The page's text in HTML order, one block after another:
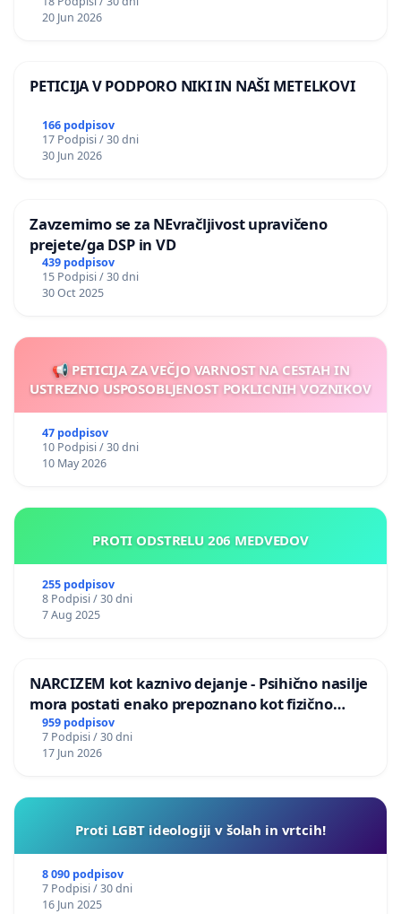
20 Jun 2026
PETICIJA V PODPORO NIKI IN NAŠI METELKOVI
166 podpisov
17 Podpisi / 30 dni
30 Jun 2026
Zavzemimo se za NEvračljivost upravičeno
prejete/ga DSP in VD
439 podpisov
15 Podpisi / 30 dni
30 Oct 2025
📢 PETICIJA ZA VEČJO VARNOST NA CESTAH IN
USTREZNO USPOSOBLJENOST POKLICNIH VOZNIKOV
47 podpisov
10 Podpisi / 30 dni
10 May 2026
PROTI ODSTRELU 206 MEDVEDOV
255 podpisov
8 Podpisi / 30 dni
7 Aug 2025
NARCIZEM kot kaznivo dejanje - Psihično nasilje
mora postati enako prepoznano kot fizično
nasilje
959 podpisov
7 Podpisi / 30 dni
17 Jun 2026
Proti LGBT ideologiji v šolah in vrtcih!
8 090 podpisov
7 Podpisi / 30 dni
16 Jun 2025